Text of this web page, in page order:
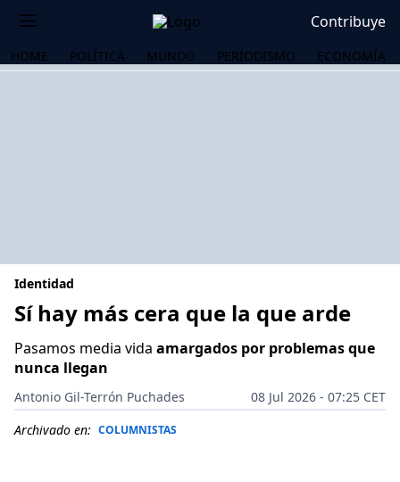
Contribuye
HOME POLÍTICA MUNDO PERIODISMO ECONOMÍA
Identidad
Sí hay más cera que la que arde
Pasamos media vida amargados por problemas que
nunca llegan
Antonio Gil-Terrón Puchades
08 Jul 2026 - 07:25 CET
Archivado en: COLUMNISTAS